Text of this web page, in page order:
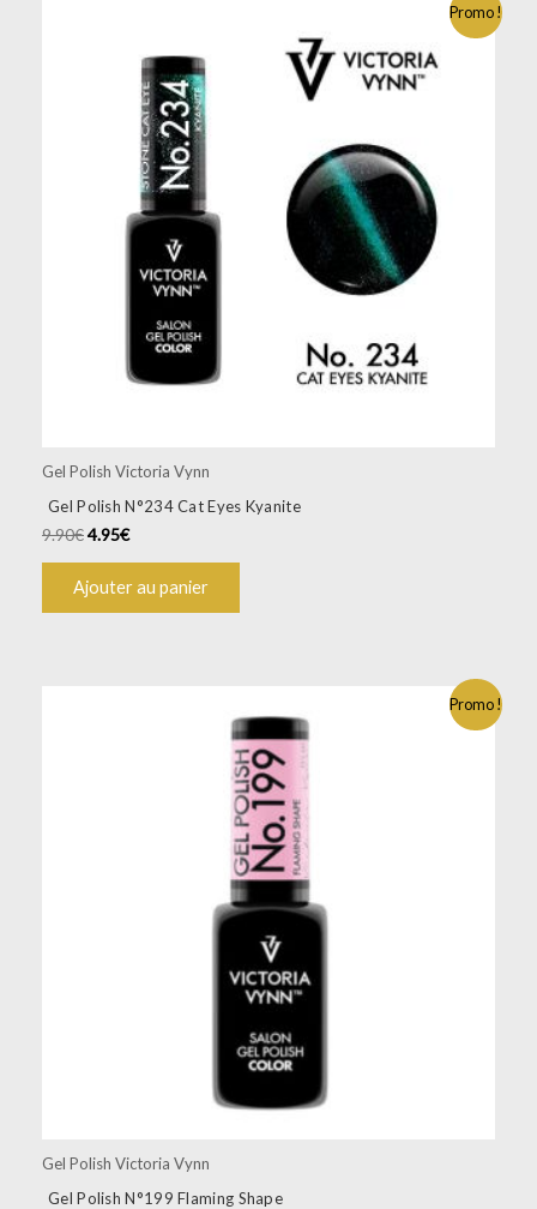
Promo !
Gel Polish Victoria Vynn
Gel Polish N°234 Cat Eyes Kyanite
9.90€4.95€
Ajouter au panier
Promo !
Gel Polish Victoria Vynn
Gel Polish N°199 Flaming Shape